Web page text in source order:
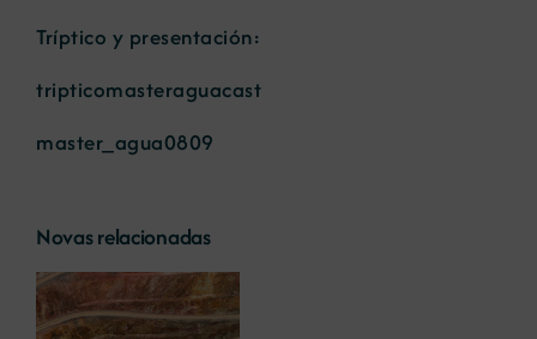
Tríptico y presentación:
tripticomasteraguacast
master_agua0809
Novas relacionadas